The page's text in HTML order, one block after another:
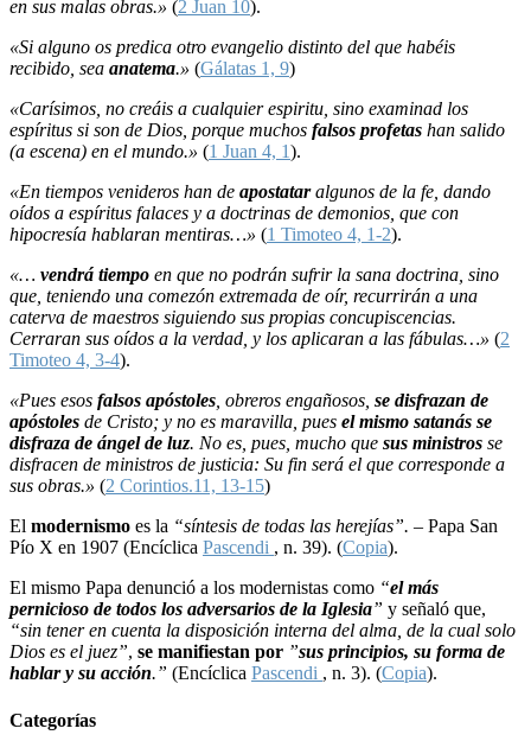
en sus malas obras.» (2 Juan 10).
«Si alguno os predica otro evangelio distinto del que habéis
recibido, sea anatema.» (Gálatas 1, 9)
«Carísimos, no creáis a cualquier espiritu, sino examinad los
espíritus si son de Dios, porque muchos falsos profetas han salido
(a escena) en el mundo.» (1 Juan 4, 1).
«En tiempos venideros han de apostataralgunos de la fe, dando
oídos a espíritus falaces y a doctrinas de demonios, que con
hipocresía hablaran mentiras…» (1 Timoteo 4, 1-2).
«… vendrá tiempo en que no podrán sufrir la sana doctrina, sino
que, teniendo una comezón extremada de oír, recurrirán a una
caterva de maestros siguiendo sus propias concupiscencias.
Cerraran sus oídos a la verdad, y los aplicaran a las fábulas…» (2
Timoteo 4, 3-4).
«Pues esos falsos apóstoles , obreros engañosos, se disfrazan de
apóstoles de Cristo; y no es maravilla, pues el mismo satanás se
disfraza de ángel de luz. No es, pues, mucho que sus ministros se
disfracen de ministros de justicia: Su fin será el que corresponde a
sus obras.» (2 Corintios.11, 13-15)
El modernismo es la “síntesis de todas las herejías”. – Papa San
Pío X en 1907 (Encíclica Pascendi , n. 39). (Copia).
El mismo Papa denunció a los modernistas como “el más
pernicioso de todos los adversarios de la Iglesia” y señaló que,
“sin tener en cuenta la disposición interna del alma, de la cual solo
Dios es el juez”, se manifiestan por ”sus principios, su forma de
hablar y su acción.” (Encíclica Pascendi , n. 3). (Copia).
Categorías